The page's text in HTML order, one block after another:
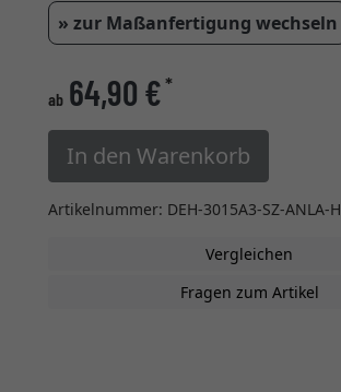
» zur Maßanfertigung wechseln
ab 64,90 €*
In den Warenkorb
Artikelnummer: DEH-3015A3-SZ-ANLA-H
Vergleichen
Fragen zum Artikel